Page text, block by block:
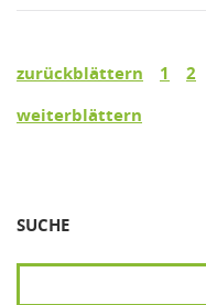
zurückblättern 1 2
weiterblättern
SUCHE